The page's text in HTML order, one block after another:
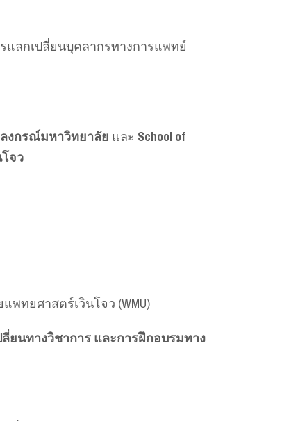
ลกเปลี่ยนบุคลากรทางการแพทย์
งกรณ์มหาวิทยาลัย และ School of
โจว
ยแพทยศาสตร์เวินโจว (WMU)
ยนทางวิชาการ และการฝึกอบรมทาง